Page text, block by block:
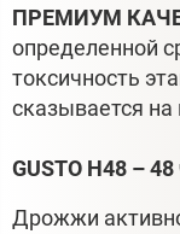
ПРЕМИУМ
определенной
токсичность
сказывается на
GUSTO H48 –
Дрожжи